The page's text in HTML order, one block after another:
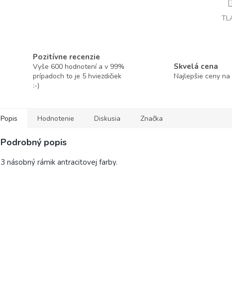
Pozitívne recenzie
Vyše 600 hodnotení a v 99%
prípadoch to je 5 hviezdičiek
:-)
Skvelá cena
Najlepšie ceny na
Popis Hodnotenie Diskusia Značka
Podrobný popis
3 násobný rámik antracitovej farby.